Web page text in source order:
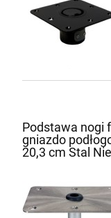
Podstawa nogi
gniazdo
20,3 cm Stal